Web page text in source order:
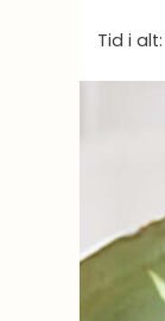
Tid i alt: